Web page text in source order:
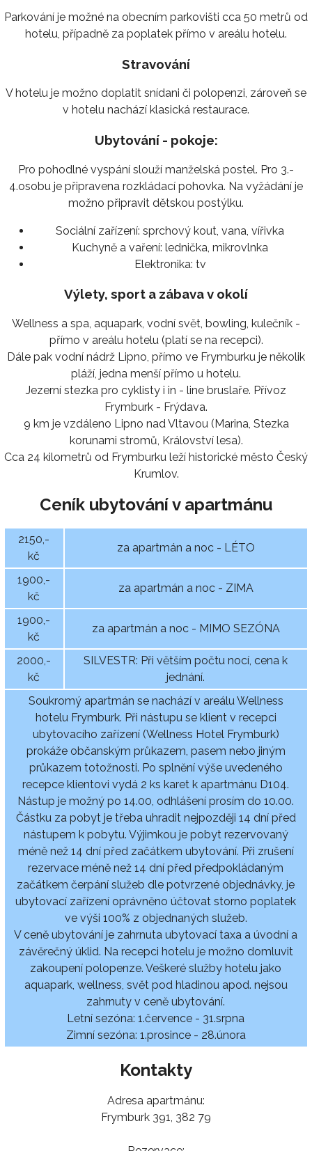
Parkování je možné na obecním parkovišti cca 50 metrů od
hotelu, případně za poplatek přímo v areálu hotelu.
Stravování
V hotelu je možno doplatit snídani či polopenzi, zároveň se
v hotelu nachází klasická restaurace.
Ubytování - pokoje:
Pro pohodlné vyspání slouží manželská postel. Pro 3.-
4.osobu je připravena rozkládací pohovka. Na vyžádání je
možno připravit dětskou postýlku.
Sociální zařízení: sprchový kout, vana, vířivka
Kuchyně a vaření: lednička, mikrovlnka
Elektronika: tv
Výlety, sport a zábava v okolí
Wellness a spa, aquapark, vodní svět, bowling, kulečník -
přímo v areálu hotelu (platí se na recepci).
Dále pak vodní nádrž Lipno, přímo ve Frymburku je několik
pláží, jedna menší přímo u hotelu.
Jezerní stezka pro cyklisty i in - line bruslaře. Přívoz
Frymburk - Frýdava.
9 km je vzdáleno Lipno nad Vltavou (Marina, Stezka
korunami stromů, Království lesa).
Cca 24 kilometrů od Frymburku leží historické město Český
Krumlov.
Ceník ubytování v apartmánu
2150,-
kč
za apartmán a noc - LÉTO
1900,-
kč
za apartmán a noc - ZIMA
1900,-
kč
za apartmán a noc - MIMO SEZÓNA
2000,-
kč
SILVESTR: Při větším počtu nocí, cena k
jednání.
Soukromý apartmán se nachází v areálu Wellness
hotelu Frymburk. Při nástupu se klient v recepci
ubytovacího zařízení (Wellness Hotel Frymburk)
prokáže občanským průkazem, pasem nebo jiným
průkazem totožnosti. Po splnění výše uvedeného
recepce klientovi vydá 2 ks karet k apartmánu D104.
Nástup je možný po 14.00, odhlášení prosím do 10.00.
Částku za pobyt je třeba uhradit nejpozději 14 dní před
nástupem k pobytu. Výjimkou je pobyt rezervovaný
méně než 14 dní před začátkem ubytování. Při zrušení
rezervace méně než 14 dní před předpokládaným
začátkem čerpání služeb dle potvrzené objednávky, je
ubytovací zařízení oprávněno účtovat storno poplatek
ve výši 100% z objednaných služeb.
V ceně ubytování je zahrnuta ubytovací taxa a úvodní a
závěrečný úklid. Na recepci hotelu je možno domluvit
zakoupení polopenze. Veškeré služby hotelu jako
aquapark, wellness, svět pod hladinou apod. nejsou
zahrnuty v ceně ubytování.
Letní sezóna: 1.července - 31.srpna
Zimní sezóna: 1.prosince - 28.února
Kontakty
Adresa apartmánu:
Frymburk 391, 382 79